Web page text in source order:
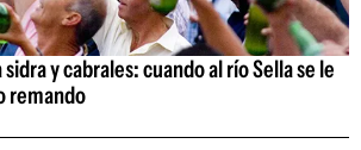
y cabrales: cuando al río Sella se le
remando